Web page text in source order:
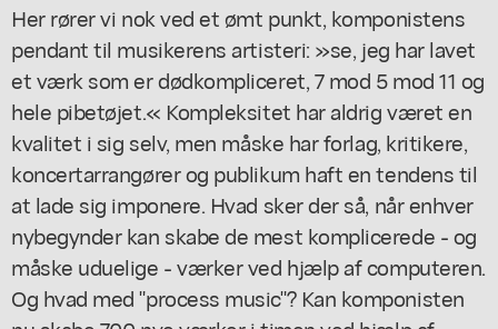
Her rører vi nok ved et ømt punkt, komponistens
pendant til musikerens artisteri: »se, jeg har lavet
et værk som er dødkompliceret, 7 mod 5 mod 11 og
hele pibetøjet.« Kompleksitet har aldrig været en
kvalitet i sig selv, men måske har forlag, kritikere,
koncertarrangører og publikum haft en tendens til
at lade sig imponere. Hvad sker der så, når enhver
nybegynder kan skabe de mest komplicerede - og
måske uduelige - værker ved hjælp af computeren.
Og hvad med "process music"? Kan komponisten